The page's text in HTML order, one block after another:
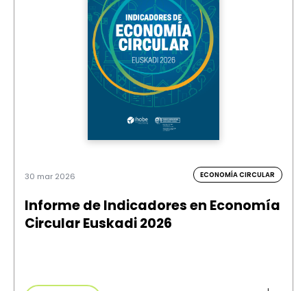
30 mar 2026 ECONOMÍA CIRCULAR
Informe de Indicadores en Economía
Circular Euskadi 2026